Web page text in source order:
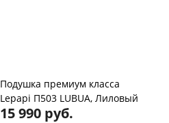
Подушка премиум класса
Lepapi П503 LUBUA, Лиловый
15 990 руб.